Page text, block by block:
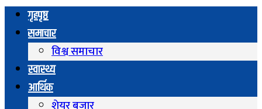
गृहपृष्ठ
समाचार
विश्व समाचार
स्वास्थ्य
आर्थिक